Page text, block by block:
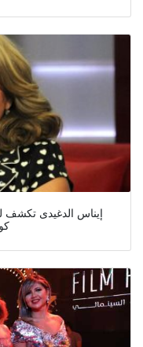
إيناس الدغيدى تكشف